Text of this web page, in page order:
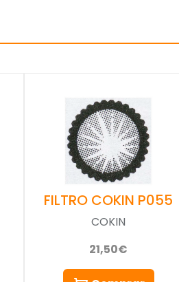
FILTRO COKIN P055
COKIN
21,50€